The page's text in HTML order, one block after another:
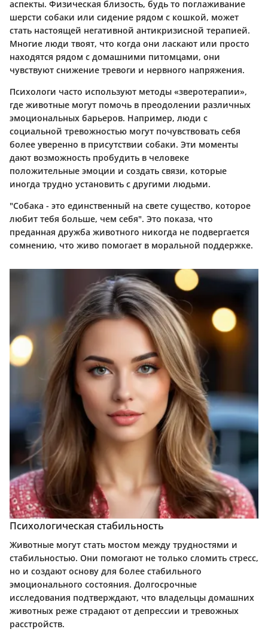
аспекты. Физическая близость, будь то поглаживание
шерсти собаки или сидение рядом с кошкой, может
стать настоящей негативной антикризисной терапией.
Многие люди твоят, что когда они ласкают или просто
находятся рядом с домашними питомцами, они
чувствуют снижение тревоги и нервного напряжения.
Психологи часто используют методы «зверотерапии»,
где животные могут помочь в преодолении различных
эмоциональных барьеров. Например, люди с
социальной тревожностью могут почувствовать себя
более уверенно в присутствии собаки. Эти моменты
дают возможность пробудить в человеке
положительные эмоции и создать связи, которые
иногда трудно установить с другими людьми.
"Собака - это единственный на свете существо, которое
любит тебя больше, чем себя". Это показа, что
преданная дружба животного никогда не подвергается
сомнению, что живо помогает в моральной поддержке.
Психологическая стабильность
Животные могут стать мостом между трудностями и
стабильностью. Они помогают не только сломить стресс,
но и создают основу для более стабильного
эмоционального состояния. Долгосрочные
исследования подтверждают, что владельцы домашних
животных реже страдают от депрессии и тревожных
расстройств.